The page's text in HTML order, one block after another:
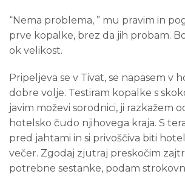
“Nema problema, ” mu pravim in
prve kopalke, brez da jih probam.
ok velikost.
Pripeljeva se v Tivat, se napasem v
dobre volje. Testiram kopalke s
javim moževi sorodnici, ji razkažem
hotelsko čudo njihovega kraja. S
pred jahtami in si privoščiva biti
večer. Zgodaj zjutraj preskočim
potrebne sestanke, podam